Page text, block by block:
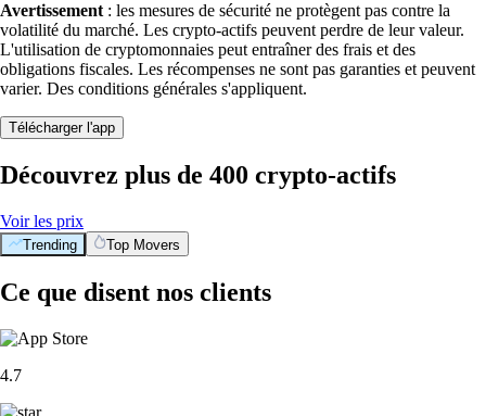
Avertissement : les mesures de sécurité ne protègent pas contre la
volatilité du marché. Les crypto-actifs peuvent perdre de leur valeur.
L'utilisation de cryptomonnaies peut entraîner des frais et des
obligations fiscales. Les récompenses ne sont pas garanties et peuvent
varier. Des conditions générales s'appliquent.
Télécharger l'app
Découvrez plus de 400 crypto-actifs
Voir les prix
Trending Top Movers
Ce que disent nos clients
4.7